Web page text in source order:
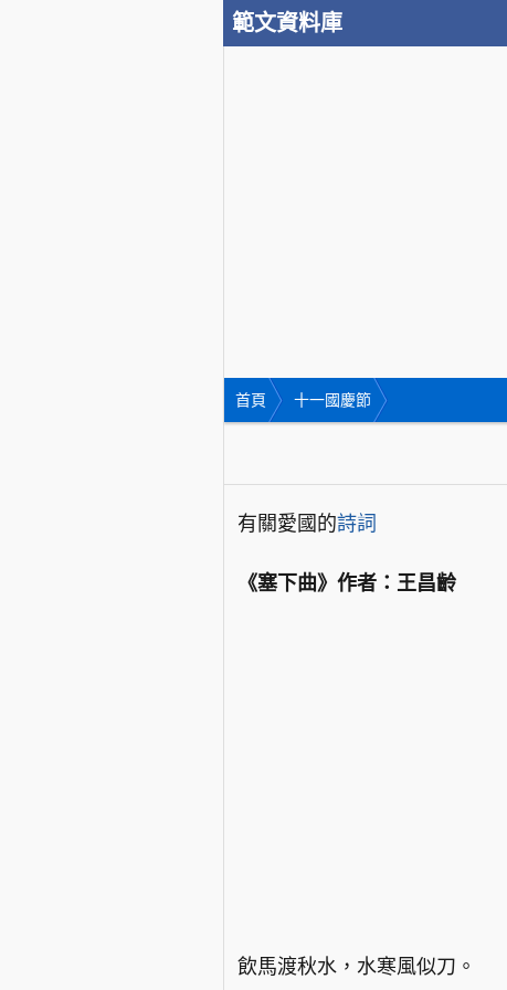
範文資料庫
首頁 十一國慶節
有關愛國的詩詞
《塞下曲》作者：王昌齡
飲馬渡秋水，水寒風似刀。